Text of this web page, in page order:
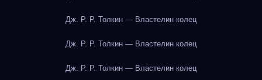
Дж. Р. Р. Толкин — Властелин колец
Дж. Р. Р. Толкин — Властелин колец
Дж. Р. Р. Толкин — Властелин колец